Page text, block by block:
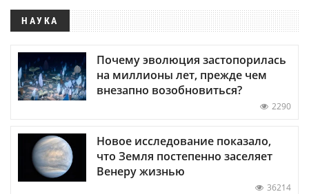
НАУКА
Почему эволюция застопорилась
на миллионы лет, прежде чем
внезапно возобновиться?
2290
Новое исследование показало,
что Земля постепенно заселяет
Венеру жизнью
36214